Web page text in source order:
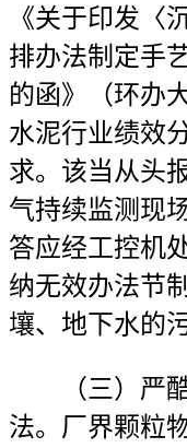
《关于印发〈
排办法制定手
的函》（环办
水泥行业绩效
求。该当从头
气持续监测现
答应经工控机
纳无效办法节
壤、地下水的
（三）严酷
法。厂界颗粒